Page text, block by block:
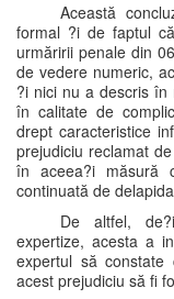
Această
formal ?i de faptul
urmăririi penale din
de vedere numeric,
?i nici nu a descris
în calitate de
drept caracteristice
prejudiciu reclamat
în aceea?i măsură
continuată de
De altfel,
expertize, acesta a
expertul să
acest prejudiciu să fi